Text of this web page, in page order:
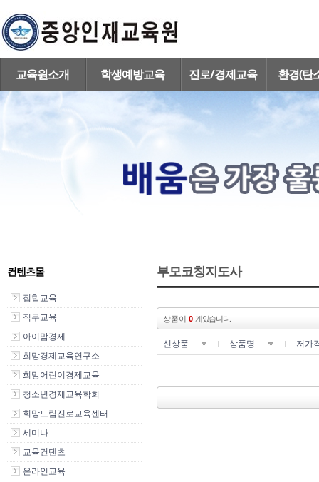
교육원소개 학생예방교육 진로/경제교육 환경(탄
컨텐츠몰
집합교육
직무교육
아이맘경제
희망경제교육연구소
희망어린이경제교육
청소년경제교육학회
희망드림진로교육센터
세미나
교육컨텐츠
온라인교육
부모코칭지도사
상품이 0 개있습니다.
신상품 상품명 저가